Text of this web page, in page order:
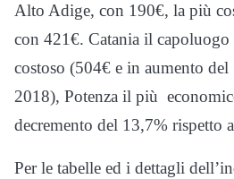
Alto Adige, con 190€, la più
con 421€. Catania il
costoso (504€ e in aumento
2018), Potenza il più
decremento del 13,7% rispetto
Per le tabelle ed i dettagli